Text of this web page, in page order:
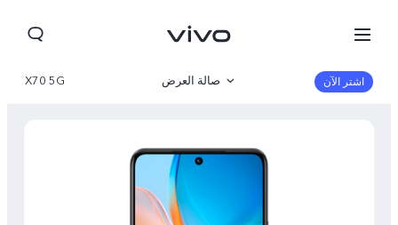
X70 5G صالة العرض
مواصفات المنتج
اشتر الآن